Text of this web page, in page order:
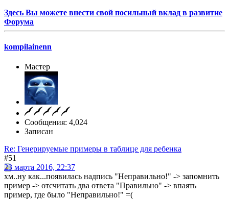
Здесь Вы можете внести свой посильный вклад в развитие
Форума
kompilainenn
Мастер
Сообщения: 4,024
Записан
Re: Генерируемые примеры в таблице для ребенка
#51
23 марта 2016, 22:37
хм..ну как...появилась надпись "Неправильно!" -> запомнить
пример -> отсчитать два ответа "Правильно" -> впаять
пример, где было "Неправильно!" =(